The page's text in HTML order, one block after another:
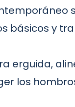
básicos y
erguida,
los